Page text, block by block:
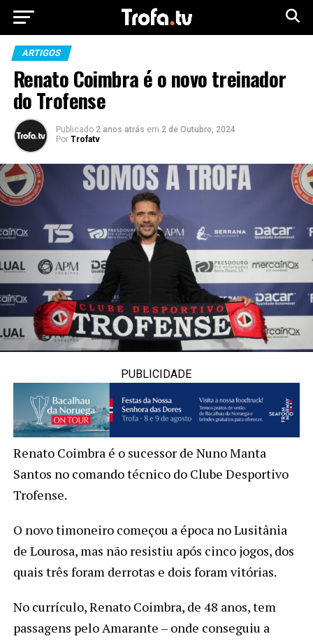
ARTIGOS
Renato Coimbra é o novo treinador
do Trofense
Publicado 2 anos atrás em 2 de Outubro, 2024
Por Trofatv
PUBLICIDADE
Renato Coimbra é o sucessor de Nuno Manta
Santos no comando técnico do Clube Desportivo
Trofense.
O novo timoneiro começou a época no Lusitânia
de Lourosa, mas não resistiu após cinco jogos, dos
quais três foram derrotas e dois foram vitórias.
No currículo, Renato Coimbra, de 48 anos, tem
passagens pelo Amarante – onde conseguiu a